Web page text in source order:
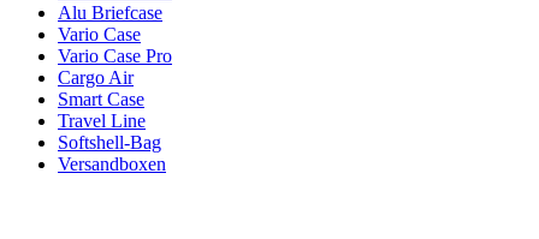
Alu Briefcase
Vario Case
Vario Case Pro
Cargo Air
Smart Case
Travel Line
Softshell-Bag
Versandboxen